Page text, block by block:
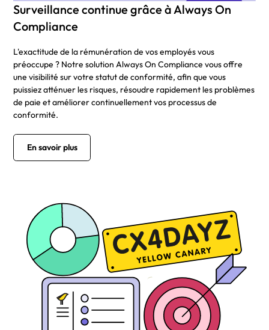
Surveillance continue grâce à Always On
Compliance
L'exactitude de la rémunération de vos employés vous
préoccupe ? Notre solution Always On Compliance vous offre
une visibilité sur votre statut de conformité, afin que vous
puissiez atténuer les risques, résoudre rapidement les problèmes
de paie et améliorer continuellement vos processus de
conformité.
En savoir plus